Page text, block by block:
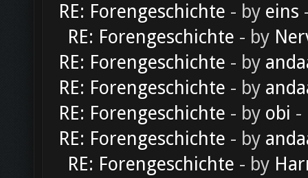
RE: Forengeschichte - by eins
RE: Forengeschichte - by
RE: Forengeschichte - by
RE: Forengeschichte - by
RE: Forengeschichte - by obi -
RE: Forengeschichte - by
RE: Forengeschichte - by